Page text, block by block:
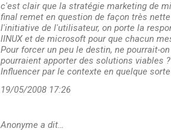
c'est clair que la stratégie marketing de
final remet en question de façon très
l'initiative de l'utilisateur, on porte la
lINUX et de microsoft pour que chacun
Pour forcer un peu le destin, ne pourrait-
pourraient apporter des solutions viables ?
Influencer par le contexte en quelque
19/05/2008 17:26
Anonyme a dit…